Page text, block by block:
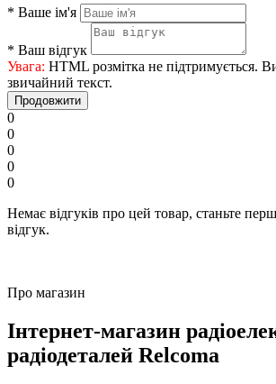
* Ваше ім'я
* Ваш відгук
Увага: HTML розмітка не підтримується.
звичайний текст.
Продовжити
0
0
0
0
0
Немає відгуків про цей товар, станьте
відгук.
Про магазин
Інтернет-магазин
радіодеталей Relcoma